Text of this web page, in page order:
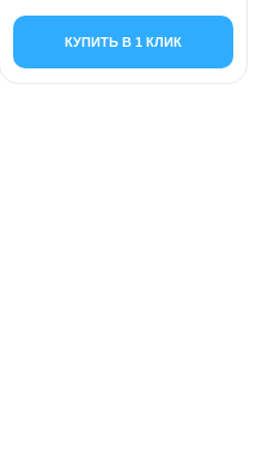
КУПИТЬ В 1 КЛИК